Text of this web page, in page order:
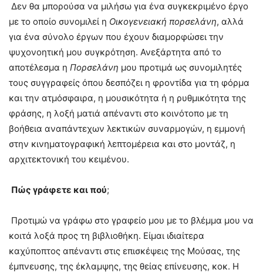
Δεν θα μπορούσα να μιλήσω για ένα συγκεκριμένο έργο
με το οποίο συνομιλεί η Οικογενειακή πορσελάνη, αλλά
για ένα σύνολο έργων που έχουν διαμορφώσει την
ψυχονοητική μου συγκρότηση. Ανεξάρτητα από το
αποτέλεσμα η Πορσελάνη μου προτιμά ως συνομιλητές
τους συγγραφείς όπου δεσπόζει η φροντίδα για τη φόρμα
και την ατμόσφαιρα, η μουσικότητα ή η ρυθμικότητα της
φράσης, η λοξή ματιά απέναντι στο κοινότοπο με τη
βοήθεια αναπάντεχων λεκτικών συναρμογών, η εμμονή
στην κινηματογραφική λεπτομέρεια και στο μοντάζ, η
αρχιτεκτονική του κειμένου.
Πώς γράφετε και πού;
Προτιμώ να γράφω στο γραφείο μου με το βλέμμα μου να
κοιτά λοξά προς τη βιβλιοθήκη. Είμαι ιδιαίτερα
καχύποπτος απέναντι στις επισκέψεις της Μούσας, της
έμπνευσης, της έκλαμψης, της θείας επίνευσης, κοκ. Η